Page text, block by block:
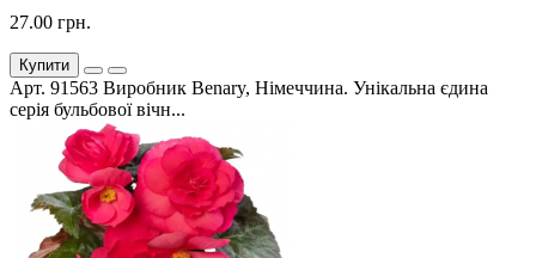
27.00 грн.
Купити
Арт. 91563 Виробник Benary, Німеччина. Унікальна єдина
серія бульбової вічн...